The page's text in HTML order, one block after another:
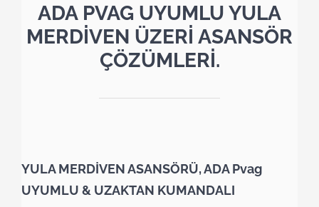
ADA PVAG UYUMLU YULA
MERDİVEN ÜZERİ ASANSÖR
ÇÖZÜMLERİ.
YULA MERDİVEN ASANSÖRÜ, ADA Pvag
UYUMLU & UZAKTAN KUMANDALI